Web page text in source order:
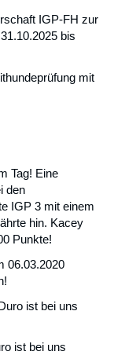
IGP-FH zur
bis
mit
Tag! Eine
den
IGP 3 mit einem
hin. Kacey
Punkte!
06.03.2020
ist bei uns
ist bei uns